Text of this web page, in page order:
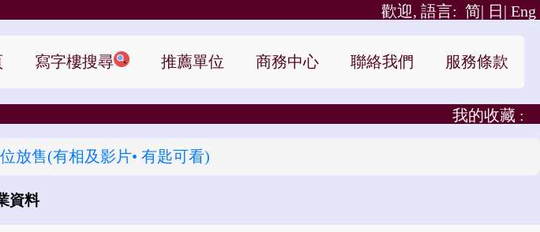
Eng
日|
歡迎, 語言: 简|
寫字樓搜尋 推薦單位 商務中心 聯絡我們 服務條款
我的收藏 :
放售(有相及影片• 有匙可看)
資料